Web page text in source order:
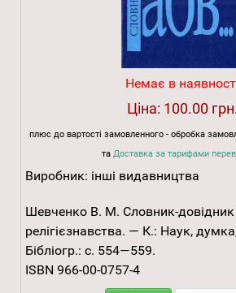
Немає в
Ціна: 100.00
плюс до вартості замовленного - обробка
та Доставка за тарифами
Виробник: інші видавництва
Шевченко В. М. Словник-довідник
релігієзнавства. — К.: Наук,
Бібліогр.: с. 554—559.
ISBN 966-00-0757-4